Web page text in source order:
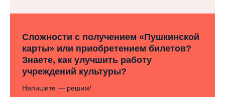
Сложности с получением «Пушкинской
карты» или приобретением билетов?
Знаете, как улучшить работу
учреждений культуры?
Напишите — решим!